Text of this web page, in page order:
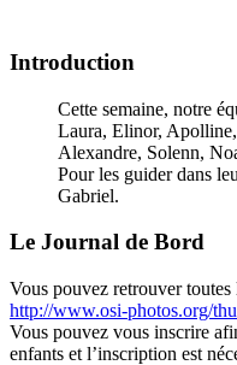
Introduction
Cette semaine, notre
Laura, Elinor,
Alexandre, Solenn,
Pour les guider dans
Gabriel.
Le Journal de Bord
Vous pouvez retrouver
http://www.osi-photos.org/
Vous pouvez vous inscrire
enfants et l’inscription est